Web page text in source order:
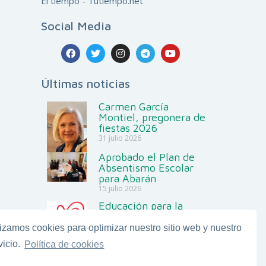
cookies para optimizar nuestro sitio web y nuestro
Política de cookies
Social Media
Últimas noticias
Carmen García
Montiel, pregonera de
fiestas 2026
31 julio 2026
Aprobado el Plan de
Absentismo Escolar
para Abarán
15 julio 2026
Educación para la
6 julio 2026
Proyecto Aula